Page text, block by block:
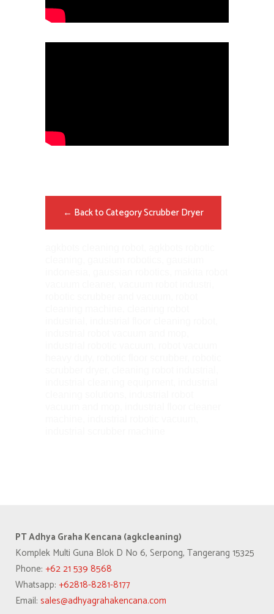
← Back to Category Scrubber Dryer
PT Adhya Graha Kencana (agkcleaning)
Komplek Multi Guna Blok D No 6, Serpong, Tangerang 15325
Phone: +62 21 539 8568
Whatsapp: +62818-8281-8177
Email: sales@adhyagrahakencana.com